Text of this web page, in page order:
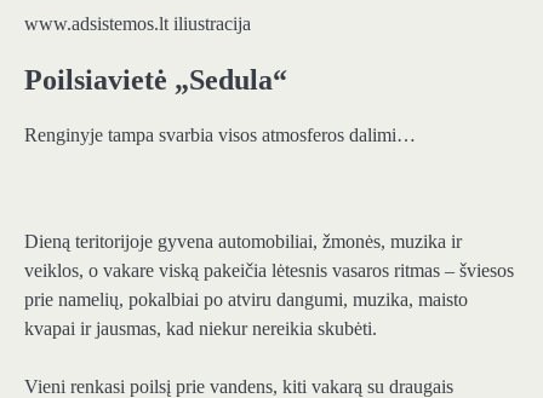
www.adsistemos.lt iliustracija
Poilsiavietė „Sedula“
Renginyje tampa svarbia visos atmosferos dalimi…
Dieną teritorijoje gyvena automobiliai, žmonės, muzika ir
veiklos, o vakare viską pakeičia lėtesnis vasaros ritmas – šviesos
prie namelių, pokalbiai po atviru dangumi, muzika, maisto
kvapai ir jausmas, kad niekur nereikia skubėti.
Vieni renkasi poilsį prie vandens, kiti vakarą su draugais